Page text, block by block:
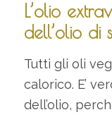
L’olio
dell’olio di
Tutti gli oli
calorico. E’
dell’olio,